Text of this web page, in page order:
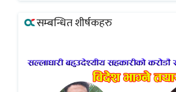
सम्बन्धित शीर्षकहरु